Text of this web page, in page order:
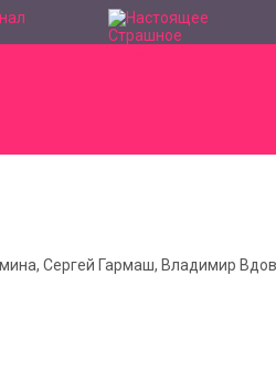
Сергей Гармаш, Владимир